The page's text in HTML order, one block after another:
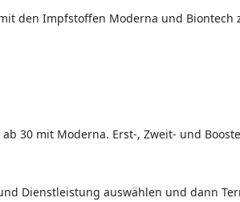
den Impfstoffen Moderna und Biontech
30 mit Moderna. Erst-, Zweit- und
Dienstleistung auswählen und dann